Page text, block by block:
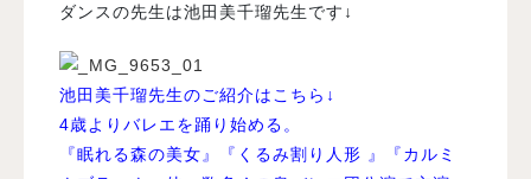
ダンスの先生は池田美千瑠先生です↓
池田美千瑠先生のご紹介はこちら↓
4歳よりバレエを踊り始める。
『眠れる森の美女』『くるみ割り人形 』『カルミ